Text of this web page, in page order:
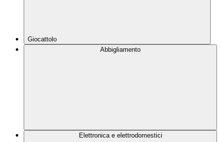
Giocattolo
Abbigliamento
Elettronica e elettrodomestici